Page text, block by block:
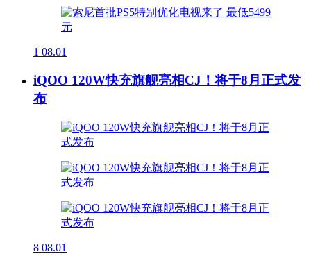
1 08.01
iQOO 120W快充旗舰亮相CJ！将于8月正式发
布
8 08.01